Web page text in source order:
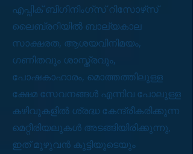
എപ്പിക് ബിഗിനിംഗ്സ് റിസോഴ്‌സ്
ലൈബ്രറിയിൽ ബാല്യകാല
സാക്ഷരത, ആശയവിനിമയം,
ഗണിതവും ശാസ്ത്രവും,
പോഷകാഹാരം, മൊത്തത്തിലുള്ള
ക്ഷേമ സേവനങ്ങൾ എന്നിവ പോലുള്ള
കഴിവുകളിൽ ശ്രദ്ധ കേന്ദ്രീകരിക്കുന്ന
മെറ്റീരിയലുകൾ അടങ്ങിയിരിക്കുന്നു,
ഇത് മുഴുവൻ കുട്ടിയുടെയും